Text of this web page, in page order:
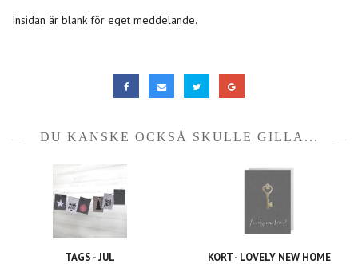
Insidan är blank för eget meddelande.
DU KANSKE OCKSÅ SKULLE GILLA...
TAGS - JUL KORT - LOVELY NEW HOME